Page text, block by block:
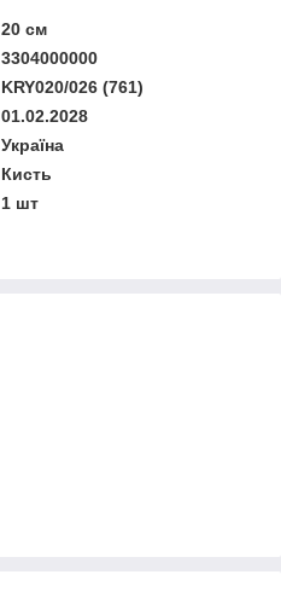
20 см
3304000000
KRY020/026 (761)
01.02.2028
Україна
Кисть
1 шт